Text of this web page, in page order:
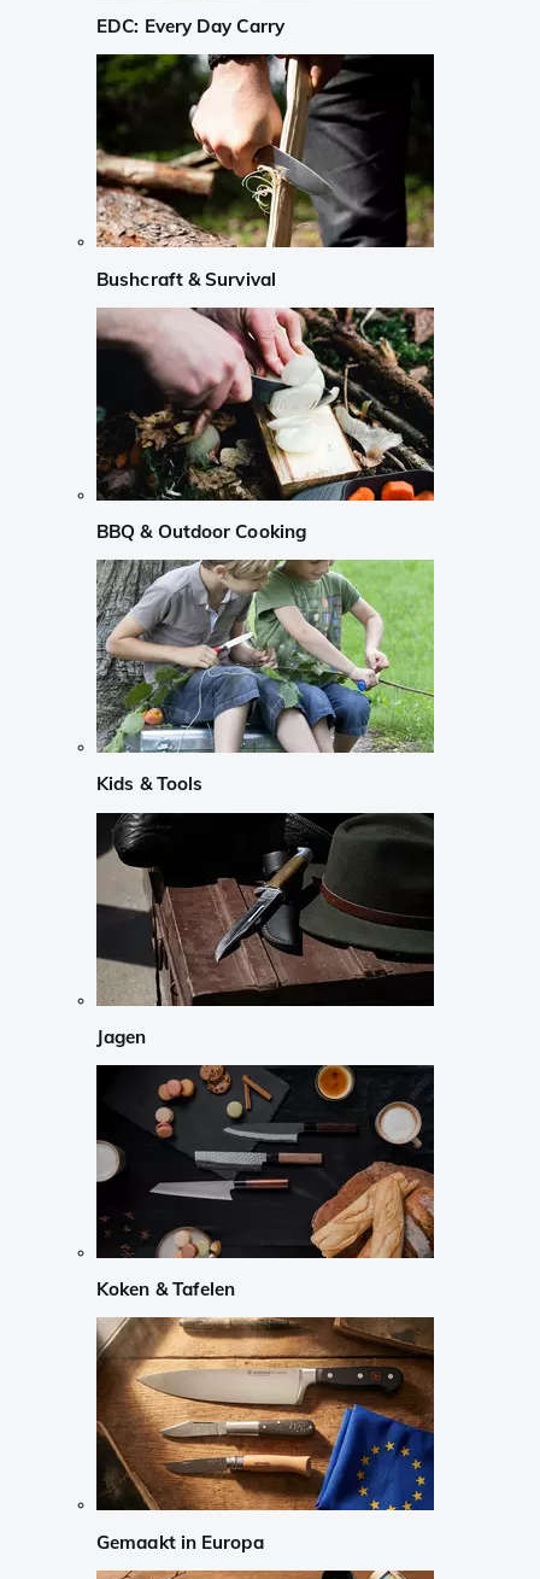
EDC: Every Day Carry
Bushcraft & Survival
BBQ & Outdoor Cooking
Kids & Tools
Jagen
Koken & Tafelen
Gemaakt in Europa